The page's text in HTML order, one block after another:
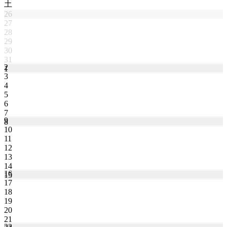
土
26
27
28
29
30
31
1
2
3
4
5
6
7
8
9
10
11
12
13
14
15
16
17
18
19
20
21